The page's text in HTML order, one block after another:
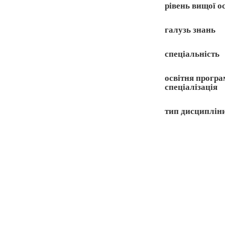
рівень вищої
галузь знань
спеціальність
освітня
спеціалізація
тип